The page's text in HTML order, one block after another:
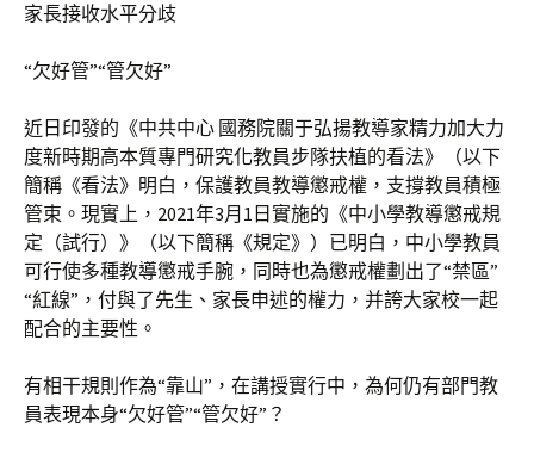
家長接收水平分歧
“欠好管”“管欠好”
近日印發的《中共中心 國務院關于弘揚教導家精力加大力
度新時期高本質專門研究化教員步隊扶植的看法》（以下
簡稱《看法》明白，保護教員教導懲戒權，支撐教員積極
管束。現實上，2021年3月1日實施的《中小學教導懲戒規
定（試行）》（以下簡稱《規定》）已明白，中小學教員
可行使多種教導懲戒手腕，同時也為懲戒權劃出了“禁區”
“紅線”，付與了先生、家長申述的權力，并誇大家校一起
配合的主要性。
有相干規則作為“靠山”，在講授實行中，為何仍有部門教
員表現本身“欠好管”“管欠好”？